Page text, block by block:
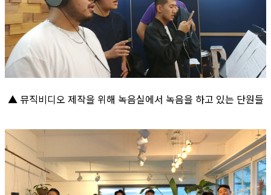
▲ 뮤직비디오 제작을 위해 녹음실에서 녹음을 하고 있는 단원들